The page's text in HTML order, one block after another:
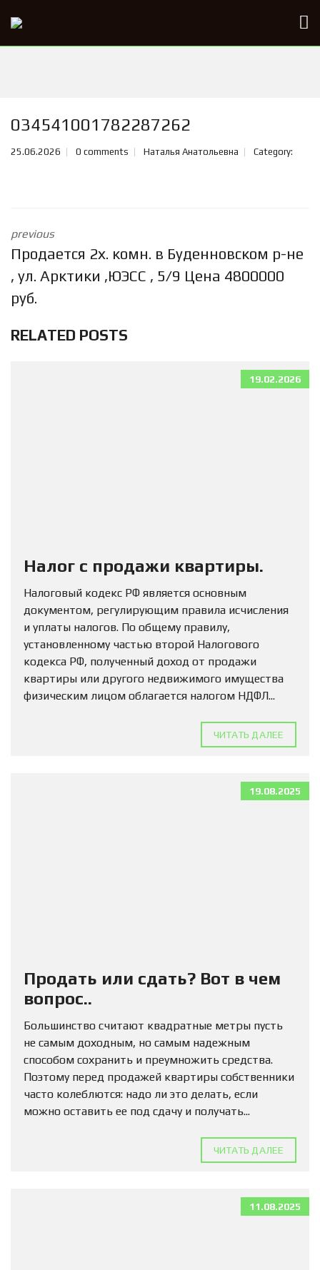
034541001782287262
25.06.2026 0 comments Наталья Анатольевна Category:
previous
Продается 2х. комн. в Буденновском р-не
, ул. Арктики ,ЮЭСС , 5/9 Цена 4800000
руб.
RELATED POSTS
19.02.2026
Налог с продажи квартиры.
Налоговый кодекс РФ является основным
документом, регулирующим правила исчисления
и уплаты налогов. По общему правилу,
установленному частью второй Налогового
кодекса РФ, полученный доход от продажи
квартиры или другого недвижимого имущества
физическим лицом облагается налогом НДФЛ...
ЧИТАТЬ ДАЛЕЕ
19.08.2025
Продать или сдать? Вот в чем
вопрос..
Большинство считают квадратные метры пусть
не самым доходным, но самым надежным
способом сохранить и преумножить средства.
Поэтому перед продажей квартиры собственники
часто колеблются: надо ли это делать, если
можно оставить ее под сдачу и получать...
ЧИТАТЬ ДАЛЕЕ
11.08.2025